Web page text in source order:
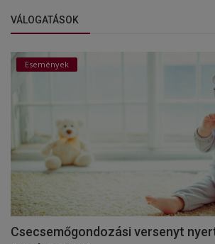
VÁLOGATÁSOK
Események
Csecsemőgondozási versenyt